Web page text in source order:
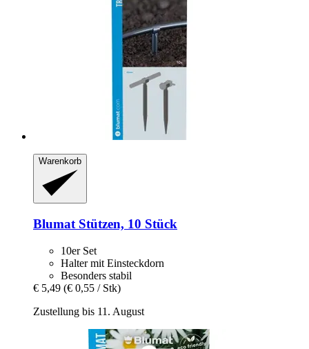
Warenkorb
Blumat Stützen, 10 Stück
10er Set
Halter mit Einsteckdorn
Besonders stabil
€ 5,49 (€ 0,55 / Stk)
Zustellung bis 11. August